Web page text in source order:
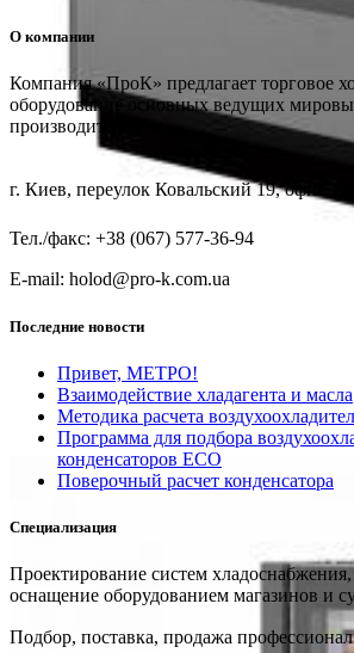
О компании
Компания «ПроК» предлагает торговое
оборудование основных ведущих
производителей
г. Киев, переулок Ковальский 19, офис 128
Тел./факс: +38 (067) 577-36-94
E-mail: holod@pro-k.com.ua
Последние новости
Привет, МЕТРО!
Взаимодействие хладагента и масла
Методика расчета
Программа для подбора
конденсаторов ECO
Поверочный расчет конденсатора
Специализация
Проектирование систем
оснащение оборудованием магазинов и
Подбор, поставка, продажа